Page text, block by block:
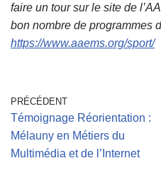
faire un tour sur le site de
bon nombre de programmes
https://www.aaems.org/sport/
PRÉCÉDENT
Témoignage Réorientation :
Mélauny en Métiers du
Multimédia et de l’Internet